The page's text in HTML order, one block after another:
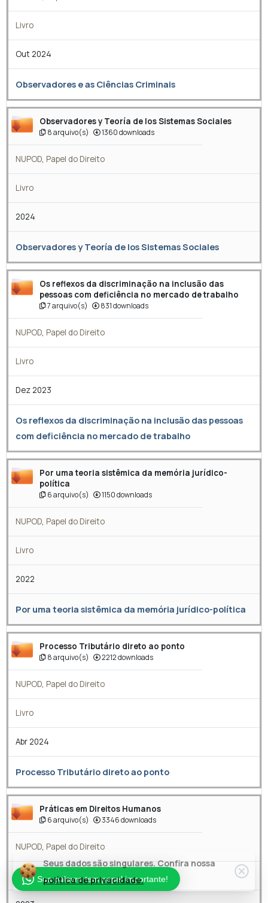
Livro
Out 2024
Observadores e as Ciências Criminais
Observadores y Teoría de los Sistemas Sociales
8 arquivo(s) 1360 downloads
NUPOD, Papel do Direito
Livro
2024
Observadores y Teoría de los Sistemas Sociales
Os reflexos da discriminação na inclusão das
pessoas com deficiência no mercado de trabalho
7 arquivo(s) 831 downloads
NUPOD, Papel do Direito
Livro
Dez 2023
Os reflexos da discriminação na inclusão das pessoas
com deficiência no mercado de trabalho
Por uma teoria sistêmica da memória jurídico-
política
6 arquivo(s) 1150 downloads
NUPOD, Papel do Direito
Livro
2022
Por uma teoria sistêmica da memória jurídico-política
Processo Tributário direto ao ponto
8 arquivo(s) 2212 downloads
NUPOD, Papel do Direito
Livro
Abr 2024
Processo Tributário direto ao ponto
Práticas em Direitos Humanos
6 arquivo(s) 3346 downloads
NUPOD, Papel do Direito
Livro
Seus dados são singulares. Confira nossa
política de privacidade.
Sua palavra tem papel importante!